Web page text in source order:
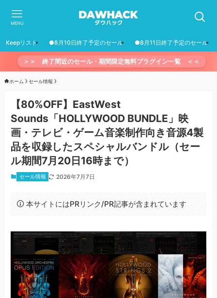
MENU
Keepリスト ●8月10日終了予定のセール ●8月11日終了予定のセール
＞＞ 終了間近のセール・期間限定無料プラグイン一覧 ＜＜
ホーム セール情報
【80%OFF】EastWest
Sounds「HOLLYWOOD BUNDLE」映
画・テレビ・ゲーム音楽制作向き音源4製
品を収録したスペシャルバンドル（セー
ル期間7月20日16時まで）
セール情報 2026年7月7日
本サイトにはPRリンク/PR記事が含まれています